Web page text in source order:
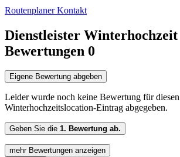
RoutenplanerKontakt
Dienstleister Winterhochzeit
Bewertungen 0
Eigene Bewertung abgeben
Leider wurde noch keine Bewertung für diesen
Winterhochzeitslocation-Eintrag abgegeben.
Geben Sie die 1. Bewertung ab.
mehr Bewertungen anzeigen